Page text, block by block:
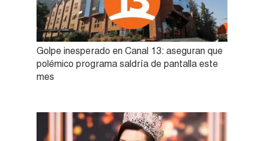
Golpe inesperado en Canal 13: aseguran que
polémico programa saldría de pantalla este
mes